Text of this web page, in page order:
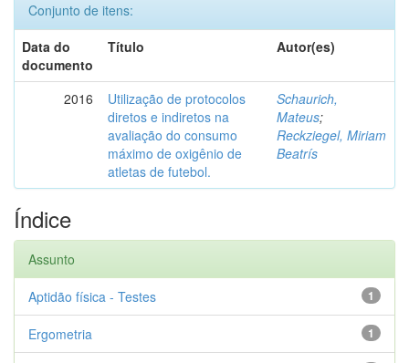
Conjunto de itens:
Data do
documento
Título Autor(es)
2016
Utilização de protocolos
diretos e indiretos na
avaliação do consumo
máximo de oxigênio de
atletas de futebol.
Schaurich,
Mateus;
Reckziegel, Miriam
Beatrís
Índice
Assunto
1
Aptidão física - Testes
1
Ergometria